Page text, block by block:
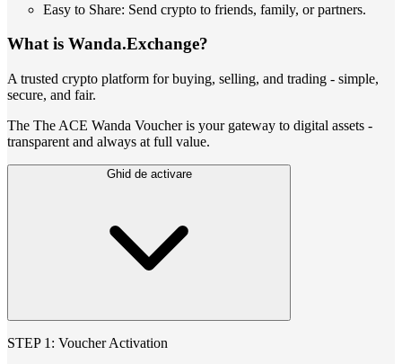
Easy to Share: Send crypto to friends, family, or partners.
What is Wanda.Exchange?
A trusted crypto platform for buying, selling, and trading - simple,
secure, and fair.
The The ACE Wanda Voucher is your gateway to digital assets -
transparent and always at full value.
Ghid de activare
STEP 1: Voucher Activation